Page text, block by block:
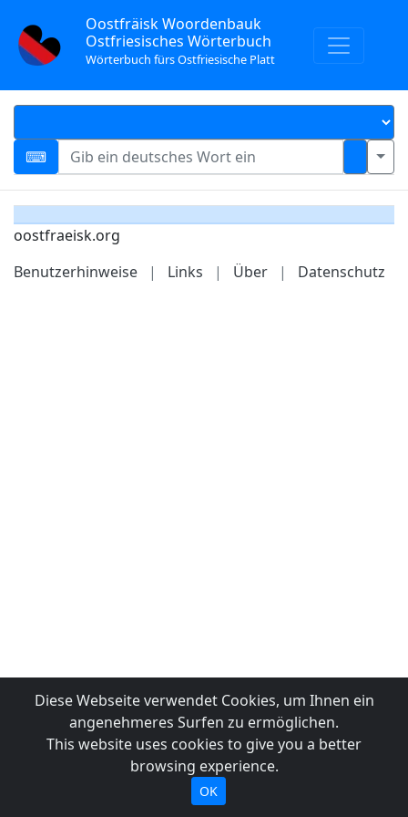
Oostfräisk Woordenbauk
Ostfriesisches Wörterbuch
Wörterbuch fürs Ostfriesische Platt
oostfraeisk.org
Benutzerhinweise
| Links | Über | Datenschutz
Diese Webseite verwendet Cookies, um Ihnen ein
angenehmeres Surfen zu ermöglichen.
This website uses cookies to give you a better
browsing experience.
OK